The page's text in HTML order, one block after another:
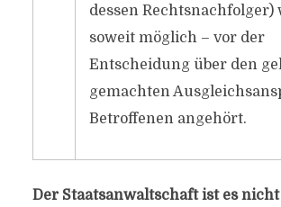
dessen Rechtsnachfolger)
soweit möglich – vor der
Entscheidung über den
gemachten
Betroffenen angehört.
Der Staatsanwaltschaft ist es